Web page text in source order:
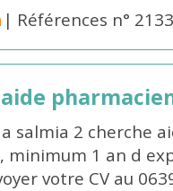
| Références n°
salmia 2 cherche
minimum 1 an d
votre CV au